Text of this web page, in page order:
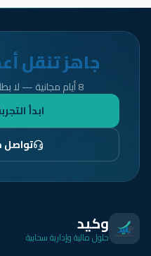
جاهز تنقل
8 أيام مجانية — لا بطاقة ائتمانية — لا التزامات
ابدأ
تواصل
وكيد
حلول مالية وإدارية سحابية